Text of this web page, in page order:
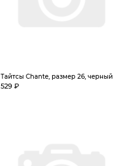
Тайтсы Chante, размер 26, черный
529 ₽